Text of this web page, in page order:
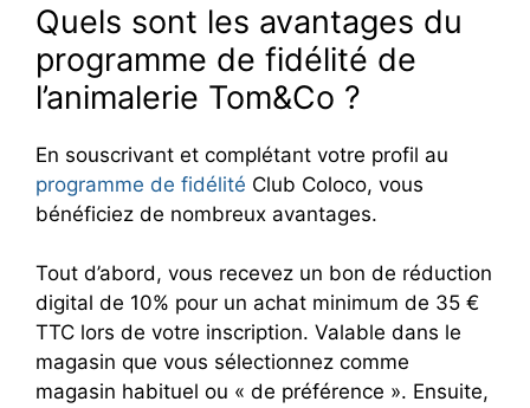
Quels sont les avantages du
programme de fidélité de
l’animalerie Tom&Co ?
En souscrivant et complétant votre profil au
programme de fidélité Club Coloco, vous
bénéficiez de nombreux avantages.
Tout d’abord, vous recevez un bon de réduction
digital de 10% pour un achat minimum de 35 €
TTC lors de votre inscription. Valable dans le
magasin que vous sélectionnez comme
magasin habituel ou « de préférence ». Ensuite,